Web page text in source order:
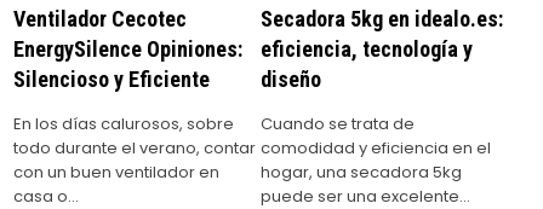
Ventilador Cecotec
EnergySilence Opiniones:
Silencioso y Eficiente
En los días calurosos, sobre
todo durante el verano, contar
con un buen ventilador en
casa o…
Secadora 5kg en idealo.es:
eficiencia, tecnología y
diseño
Cuando se trata de
comodidad y eficiencia en el
hogar, una secadora 5kg
puede ser una excelente…